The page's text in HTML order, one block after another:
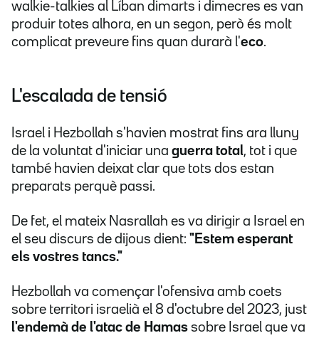
walkie-talkies al Líban dimarts i dimecres es van
produir totes alhora, en un segon, però és molt
complicat preveure fins quan durarà l'eco.
L'escalada de tensió
Israel i Hezbollah s'havien mostrat fins ara lluny
de la voluntat d'iniciar una guerra total, tot i que
també havien deixat clar que tots dos estan
preparats perquè passi.
De fet, el mateix Nasrallah es va dirigir a Israel en
el seu discurs de dijous dient: "Estem esperant
els vostres tancs."
Hezbollah va començar l'ofensiva amb coets
sobre territori israelià el 8 d'octubre del 2023, just
l'endemà de l'atac de Hamas sobre Israel que va